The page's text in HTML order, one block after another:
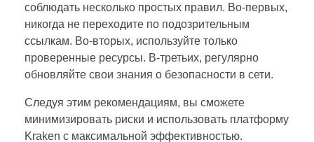
соблюдать несколько простых правил. Во-первых,
никогда не переходите по подозрительным
ссылкам. Во-вторых, используйте только
проверенные ресурсы. В-третьих, регулярно
обновляйте свои знания о безопасности в сети.
Следуя этим рекомендациям, вы сможете
минимизировать риски и использовать платформу
Kraken с максимальной эффективностью.